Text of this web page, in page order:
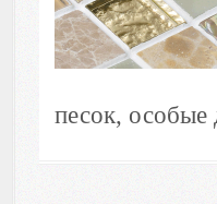
песок, особые